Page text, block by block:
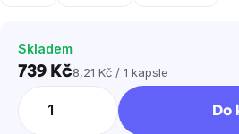
Skladem
739 KčMěrná
8,21 Kč / 1 kapsle
Do